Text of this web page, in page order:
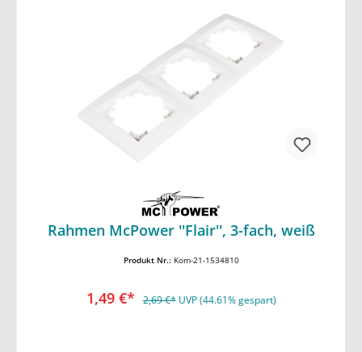
Rahmen McPower ''Flair'', 3-fach, weiß
Produkt Nr.: Kom-21-1534810
1,49 €* 2,69 €* UVP (44.61% gespart)
In den Warenkorb